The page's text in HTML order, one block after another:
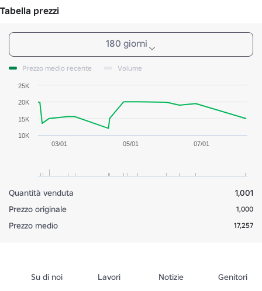
Tabella prezzi
180 giorni
Prezzo medio recente Volume
03/01 05/01 07/01
10K
20K
15K
25K
Quantità venduta
1,001
Prezzo originale
1,000
Prezzo medio 17,257
Su di noi Lavori Notizie
Genitori